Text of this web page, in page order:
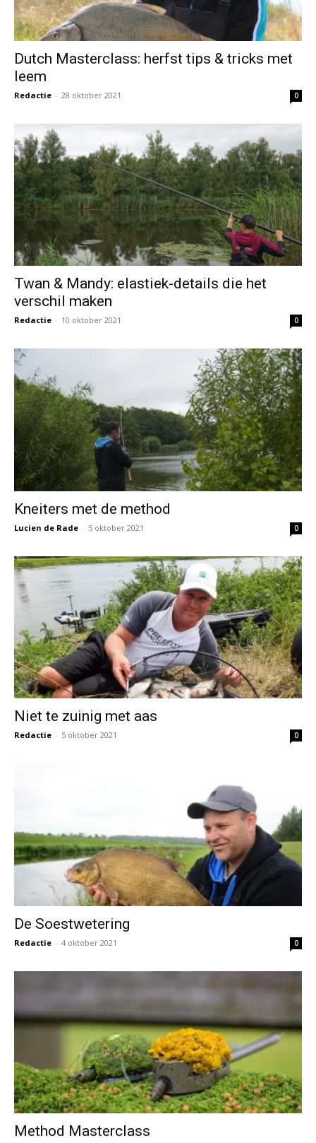
Dutch Masterclass: herfst tips & tricks met
leem
Redactie - 28 oktober 2021 0
Twan & Mandy: elastiek-details die het
verschil maken
Redactie - 10 oktober 2021 0
Kneiters met de method
Lucien de Rade - 5 oktober 2021 0
Niet te zuinig met aas
Redactie - 5 oktober 2021 0
De Soestwetering
Redactie - 4 oktober 2021 0
Method Masterclass